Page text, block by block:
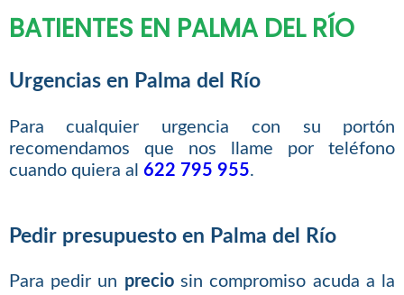
BATIENTES EN PALMA DEL RÍO
Urgencias en Palma del Río
Para cualquier urgencia con su portón
recomendamos que nos llame por teléfono
cuando quiera al 622 795 955.
Pedir presupuesto en Palma del Río
Para pedir un preciosin compromiso acuda a la